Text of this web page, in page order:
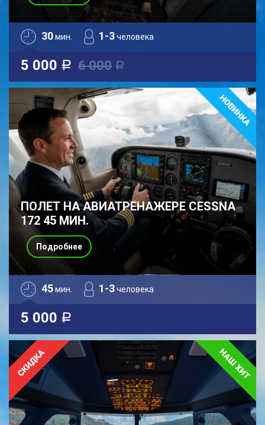
30мин. 1-3человека
5 000 a 6 000 a
ПОЛЕТ НА АВИАТРЕНАЖЕРЕ CESSNA
172 45 МИН.
45мин. 1-3человека
5 000 a
Подробнее